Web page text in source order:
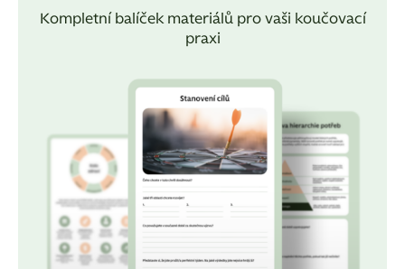
Kompletní balíček materiálů pro vaši koučovací
praxi